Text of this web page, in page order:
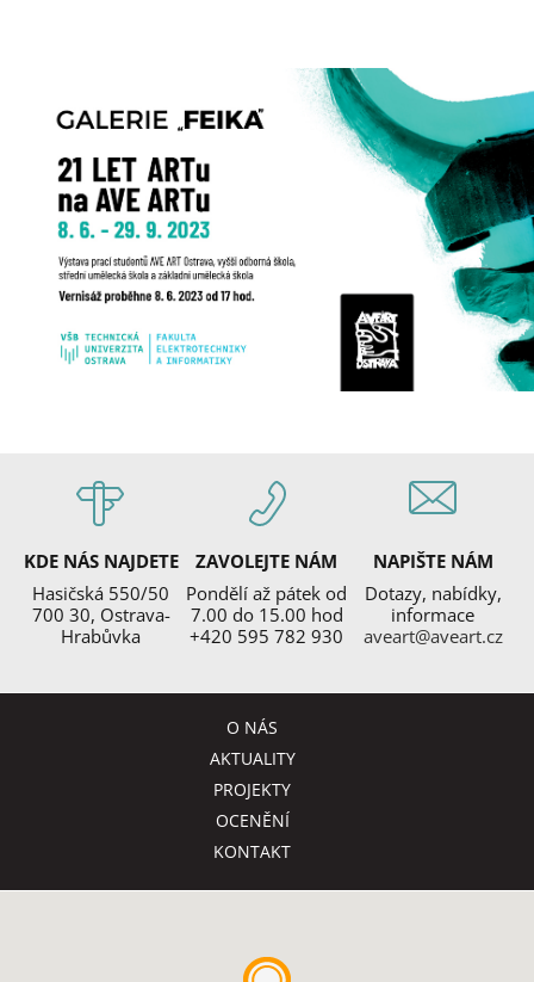
KDE NÁS NAJDETE
Hasičská 550/50
700 30, Ostrava-
Hrabůvka
ZAVOLEJTE NÁM
Pondělí až pátek od
7.00 do 15.00 hod
+420 595 782 930
NAPIŠTE NÁM
Dotazy, nabídky,
informace
aveart@aveart.cz
O NÁS
AKTUALITY
PROJEKTY
OCENĚNÍ
KONTAKT